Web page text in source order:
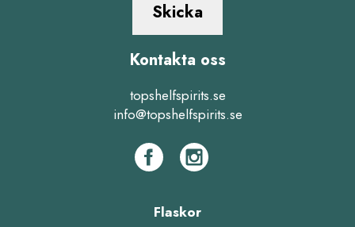
Skicka
Kontakta oss
topshelfspirits.se
info@topshelfspirits.se
Flaskor